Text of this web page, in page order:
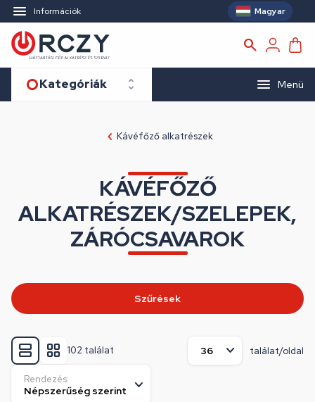
Információk Magyar
Kategóriák Menü
Kávéfőző alkatrészek
KÁVÉFŐZŐ
ALKATRÉSZEK/SZELEPEK,
ZÁRÓCSAVAROK
102 találat találat/oldal
Rendezés:
Szűrések